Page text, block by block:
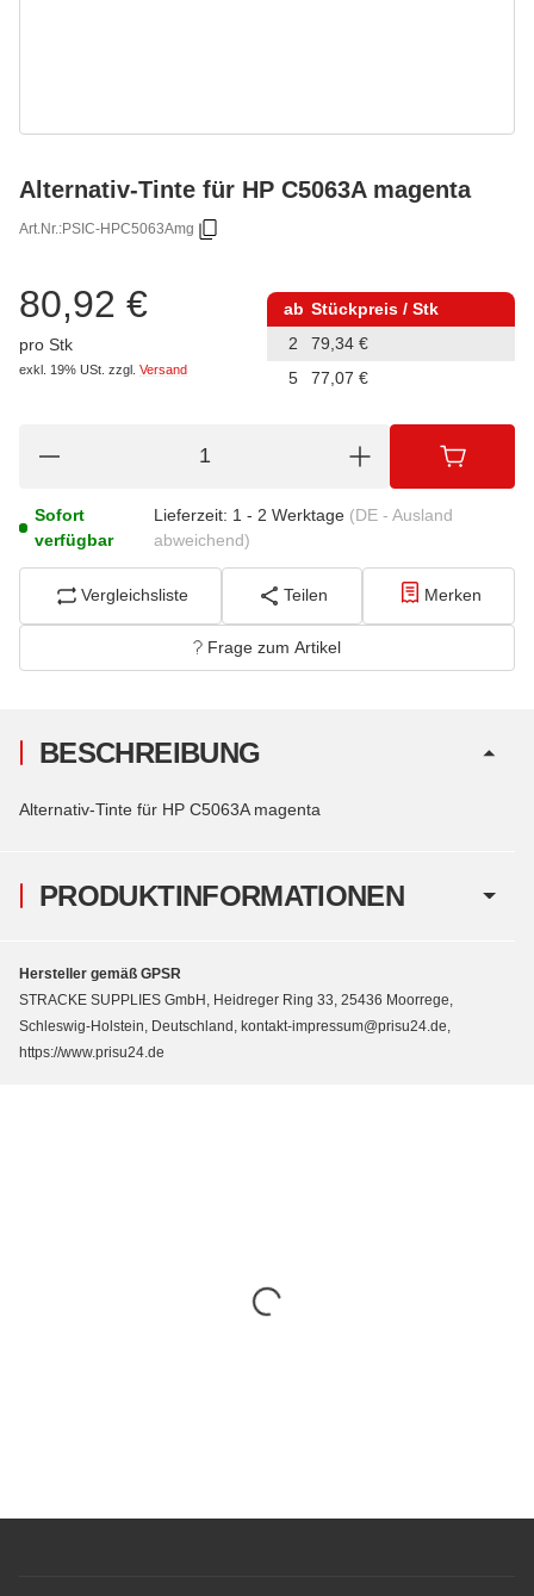
Alternativ-Tinte für HP C5063A magenta
Art.Nr.:PSIC-HPC5063Amg
80,92 €
pro Stk
exkl. 19% USt. zzgl. Versand
ab Stückpreis / Stk
2
79,34 €
5
77,07 €
Sofort
verfügbar
Lieferzeit: 1 - 2 Werktage (DE - Ausland
abweichend)
Vergleichsliste Teilen Merken
Frage zum Artikel
PRODUKTINFORMATIONEN
BESCHREIBUNG
Alternativ-Tinte für HP C5063A magenta
Hersteller gemäß GPSR
STRACKE SUPPLIES GmbH, Heidreger Ring 33, 25436 Moorrege,
Schleswig-Holstein, Deutschland, kontakt-impressum@prisu24.de,
https://www.prisu24.de